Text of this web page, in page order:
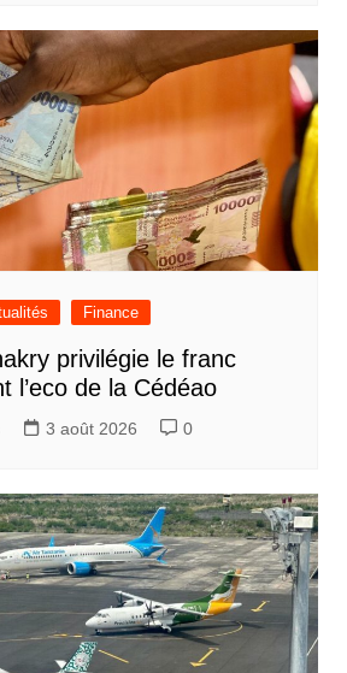
Finance
privilégie le franc
l’eco de la Cédéao
3 août 2026 0